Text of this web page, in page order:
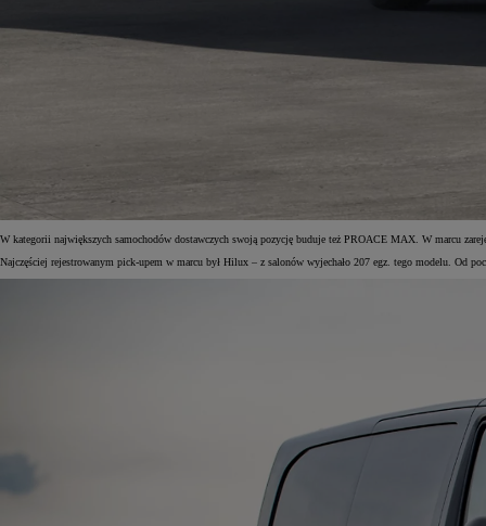
W kategorii największych samochodów dostawczych swoją pozycję buduje też PROACE MAX. W marcu
Najczęściej rejestrowanym pick-upem w marcu był Hilux – z salonów wyjechało 207 egz. tego modelu. Od